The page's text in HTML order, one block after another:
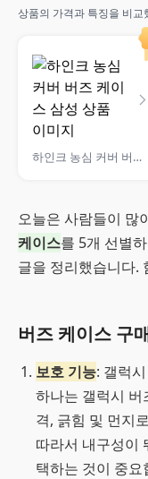
상품의 가격과 특징을 비교
하인크 농심 커버 버즈 케이스 삼성
오늘은 사람들이 많
케이스를 5개 선별
글을 정리했습니다.
버즈 케이스 구
보호 기능: 갤럭
하나는 갤럭시 버
격, 긁힘 및 먼지
따라서 내구성이
택하는 것이 중